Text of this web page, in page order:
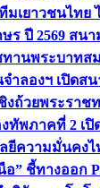
มเยาวชนไทย
ปี 2569 สนา
านพระบาทส
ำลองฯ เปิดส
ถ้วยพระราช
ทัพภาคที่ 2 เ
ยีความมั่นคงไ
” ชี้ทางออก